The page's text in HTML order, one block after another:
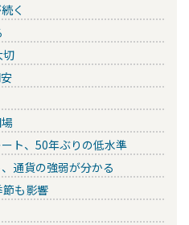
く
切
ト、50年ぶりの低水準
通貨の強弱が分かる
も影響